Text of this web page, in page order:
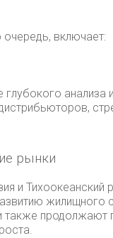
очередь, включает:
анализа
рынки
и
жилищного
также